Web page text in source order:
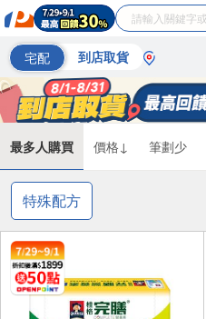
宅配 到店取貨
最多人購買 價格↓ 筆劃少
特殊配方